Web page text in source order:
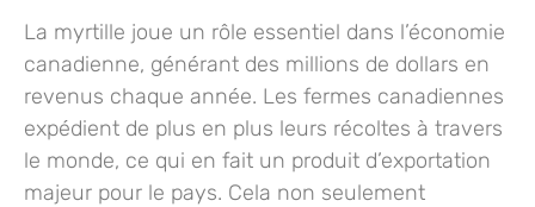
La myrtille joue un rôle essentiel dans l’économie
canadienne, générant des millions de dollars en
revenus chaque année. Les fermes canadiennes
expédient de plus en plus leurs récoltes à travers
le monde, ce qui en fait un produit d’exportation
majeur pour le pays. Cela non seulement